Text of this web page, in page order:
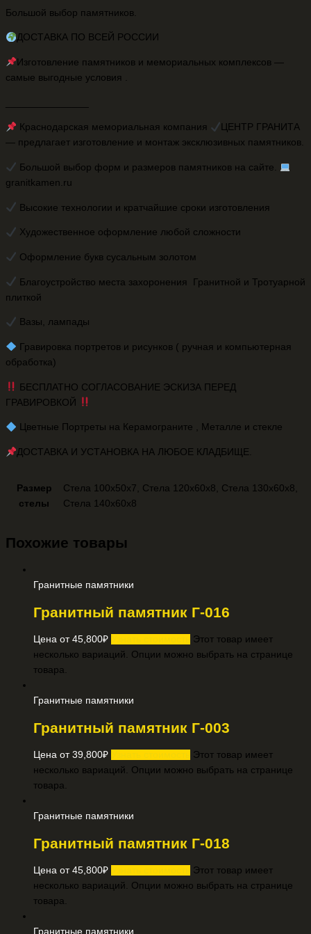
Большой выбор памятников.
ДОСТАВКА ПО ВСЕЙ РОССИИ
Изготовление памятников и мемориальных комплексов —
самые выгодные условия .
Краснодарская мемориальная компания
ЦЕНТР ГРАНИТА
— предлагает изготовление и монтаж эксклюзивных памятников.
Большой выбор форм и размеров памятников на сайте.
granitkamen.ru
Высокие технологии и кратчайшие сроки изготовления
Художественное оформление любой сложности
Оформление букв сусальным золотом
Благоустройство места захоронения Гранитной и Тротуарной
плиткой
Вазы, лампады
️ Гравировка портретов и рисунков ( ручная и компьютерная
обработка)
БЕСПЛАТНО СОГЛАСОВАНИЕ ЭСКИЗА ПЕРЕД
ГРАВИРОВКОЙ
️ Цветные Портреты на Керамограните , Металле и стекле
ДОСТАВКА И УСТАНОВКА НА ЛЮБОЕ КЛАДБИЩЕ.
Размер
стелы
Стела 100х50х7, Стела 120х60х8, Стела 130х60х8,
Стела 140х60х8
Похожие товары
Гранитные памятники
Гранитный памятник Г-016
Цена от 45,800₽
Этот товар имеет
несколько вариаций. Опции можно выбрать на странице
товара.
Гранитные памятники
Гранитный памятник Г-003
Цена от 39,800₽
Этот товар имеет
несколько вариаций. Опции можно выбрать на странице
товара.
Гранитные памятники
Гранитный памятник Г-018
Цена от 45,800₽
Этот товар имеет
несколько вариаций. Опции можно выбрать на странице
товара.
Гранитные памятники